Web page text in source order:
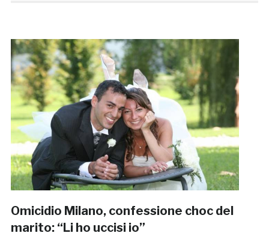
Omicidio Milano, confessione choc del
marito: “Li ho uccisi io”